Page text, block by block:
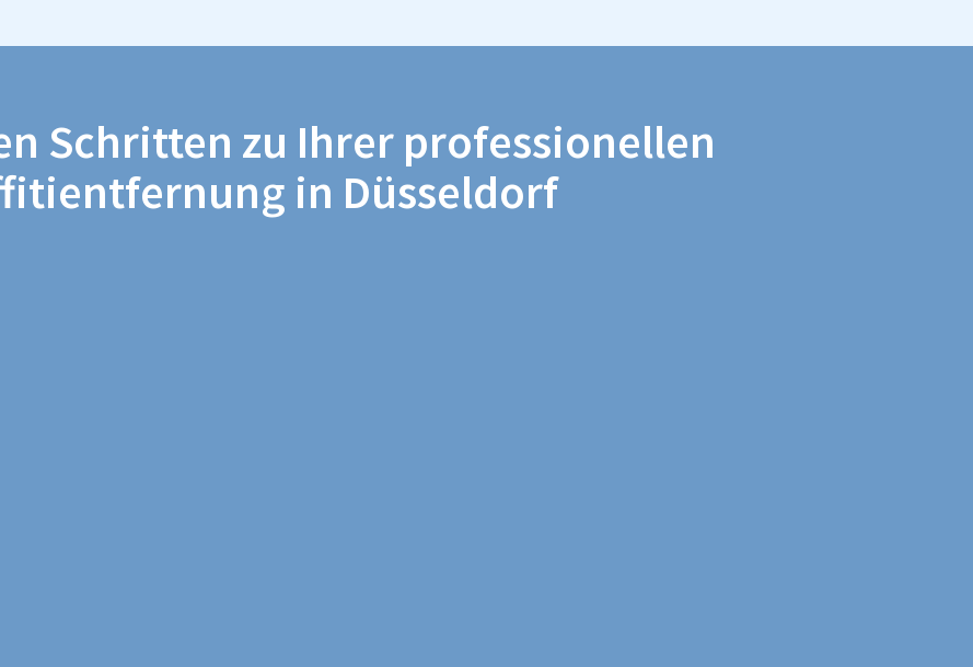
Schritten zu Ihrer professionellen
in Düsseldorf